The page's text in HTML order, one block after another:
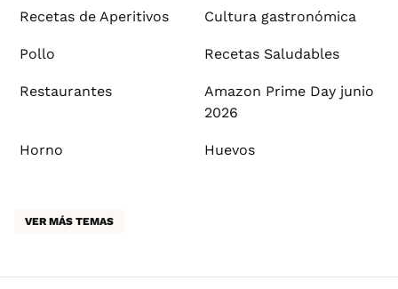
Recetas de Aperitivos Cultura gastronómica
Pollo Recetas Saludables
Restaurantes
Amazon Prime Day junio
2026
Horno Huevos
VER MÁS TEMAS